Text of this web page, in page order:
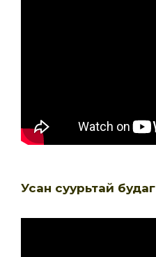
Усан суурьтай будаг